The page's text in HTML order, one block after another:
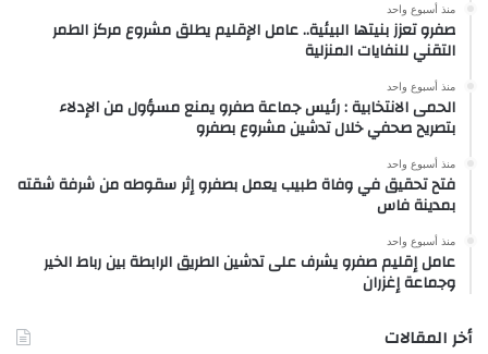
منذ أسبوع واحد
صفرو تعزز بنيتها البيئية.. عامل الإقليم يطلق مشروع مركز الطمر
التقني للنفايات المنزلية
منذ أسبوع واحد
الحمى الانتخابية : رئيس جماعة صفرو يمنع مسؤول من الإدلاء
بتصريح صحفي خلال تدشين مشروع بصفرو
منذ أسبوع واحد
فتح تحقيق في وفاة طبيب يعمل بصفرو إثر سقوطه من شرفة شقته
بمدينة فاس
منذ أسبوع واحد
عامل إقليم صفرو يشرف على تدشين الطريق الرابطة بين رباط الخير
وجماعة إغزران
أخر المقالات